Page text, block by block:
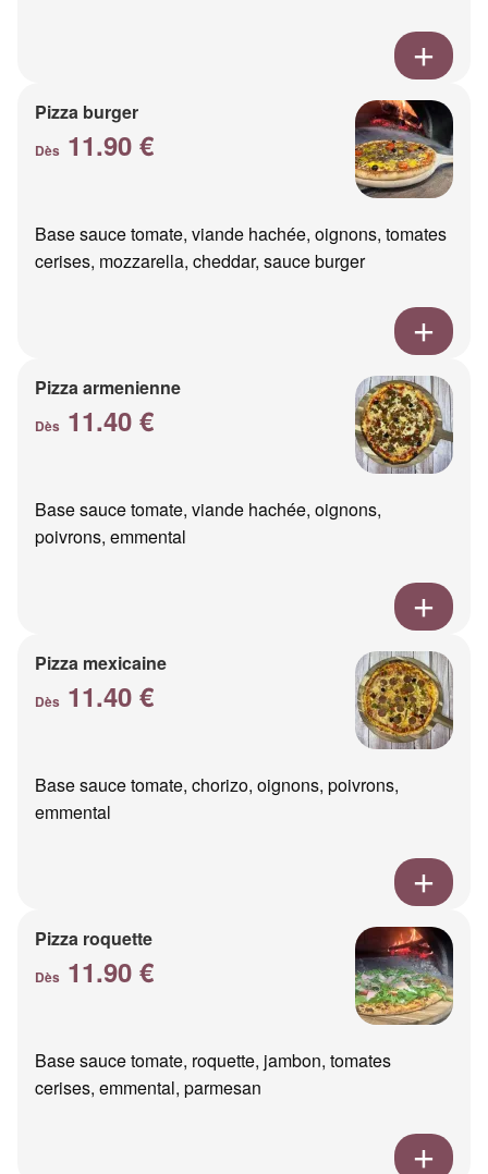
Pizza burger
Dès 11.90 €
Base sauce tomate, viande hachée, oignons, tomates
cerises, mozzarella, cheddar, sauce burger
Pizza armenienne
Dès 11.40 €
Base sauce tomate, viande hachée, oignons,
poivrons, emmental
Pizza mexicaine
Dès 11.40 €
Base sauce tomate, chorizo, oignons, poivrons,
emmental
Pizza roquette
Dès 11.90 €
Base sauce tomate, roquette, jambon, tomates
cerises, emmental, parmesan